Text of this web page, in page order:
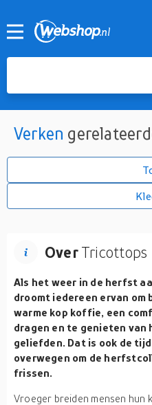
Verken
OverTricottops
Als het weer in de herfst
droomt iedereen ervan
warme kop koffie, een
dragen en te genieten van
geliefden. Dat is ook de
overwegen om de
frissen.
Vroeger breiden mensen hun